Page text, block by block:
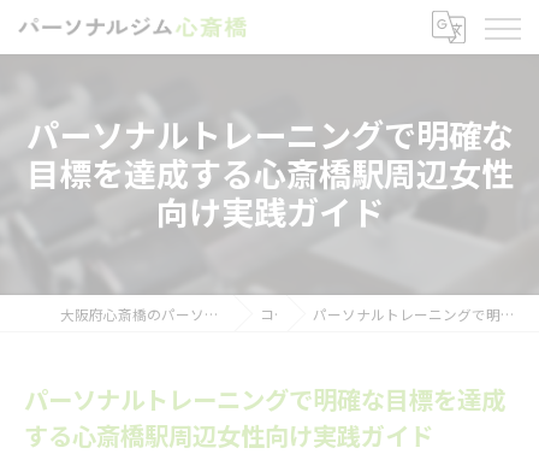
パーソナルトレーニングで明確な
目標を達成する心斎橋駅周辺女性
向け実践ガイド
大阪府心斎橋のパーソナルトレーニングならパーソナルジム心斎橋 コラム パーソナルトレーニングで明確な目標を達成する心斎橋駅周辺女性向け実践ガイド
パーソナルトレーニングで明確な目標を達成
する心斎橋駅周辺女性向け実践ガイド